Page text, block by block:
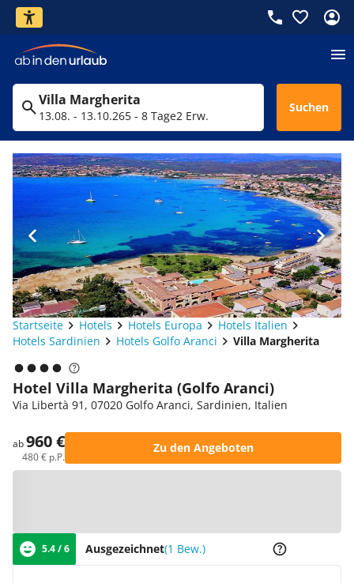
Villa Margherita
13.08. - 13.10.265 - 8 Tage2 Erw.
Suchen
Startseite Hotels Hotels Europa
Hotels Italien
Hotels Sardinien
Hotels Golfo Aranci Villa Margherita
Hotel Villa Margherita (Golfo Aranci)
Via Libertà 91, 07020 Golfo Aranci, Sardinien, Italien
ab960 €
480 € p.P.
Zu den Angeboten
5.4 / 6 Ausgezeichnet(1 Bew.)